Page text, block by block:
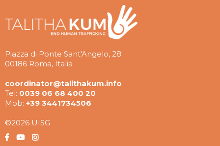
Piazza di Ponte Sant'Angelo, 28
00186 Roma, Italia
coordinator@talithakum.info
Tel: 0039 06 68 400 20
Mob: +39 3441734506
©2026 UISG